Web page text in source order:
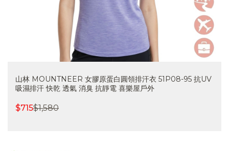
山林 MOUNTNEER 女膠原蛋白圓領排汗衣 51P08-95 抗UV
吸濕排汗 快乾 透氣 消臭 抗靜電 喜樂屋戶外
$715$1,580